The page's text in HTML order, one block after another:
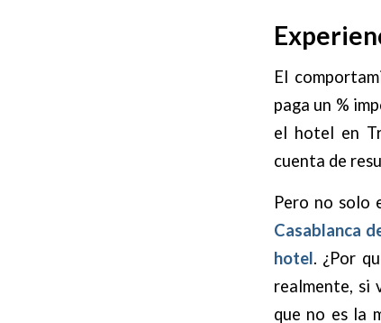
El
paga un %
el hotel en
cuenta de
Pero no solo
Casablanca
hotel. ¿Por
realmente, si
que no es la